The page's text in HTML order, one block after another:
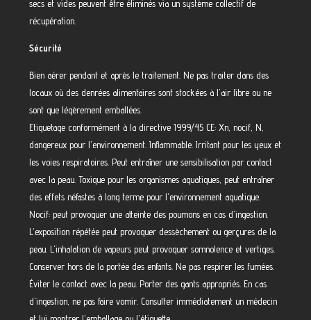
secs et vides peuvent être éliminés via un système collectif de
récupération.
Sécurité
Bien aérer pendant et après le traitement. Ne pas traiter dans des
locaux où des denrées alimentaires sont stockées à l'air libre ou ne
sont que légèrement emballées.
Etiquetage conformément à la directive 1999/45 CE: Xn, nocif, N,
dangereux pour l'environnement. Inflammable. Irritant pour les yeux et
les voies respiratoires. Peut entraîner une sensibilisation par contact
avec la peau. Toxique pour les organismes aquatiques, peut entraîner
des effets néfastes à long terme pour l'environnement aquatique.
Nocif: peut provoquer une atteinte des poumons en cas d'ingestion.
L'exposition répétée peut provoquer dessèchement ou gerçures de la
peau. L'inhalation de vapeurs peut provoquer somnolence et vertiges.
Conserver hors de la portée des enfants. Ne pas respirer les fumées.
Éviter le contact avec la peau. Porter des gants appropriés. En cas
d'ingestion, ne pas faire vomir. Consulter immédiatement un médecin